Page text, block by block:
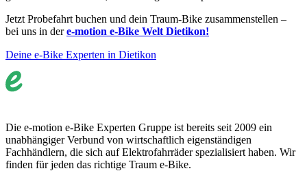
Jetzt Probefahrt buchen und dein Traum-Bike zusammenstellen –
bei uns in dere-motion e-Bike Welt Dietikon!
Deine e-Bike Experten in Dietikon
Die e-motion e-Bike Experten Gruppe ist bereits seit 2009 ein
unabhängiger Verbund von wirtschaftlich eigenständigen
Fachhändlern, die sich auf Elektrofahrräder spezialisiert haben. Wir
finden für jeden das richtige Traum e-Bike.